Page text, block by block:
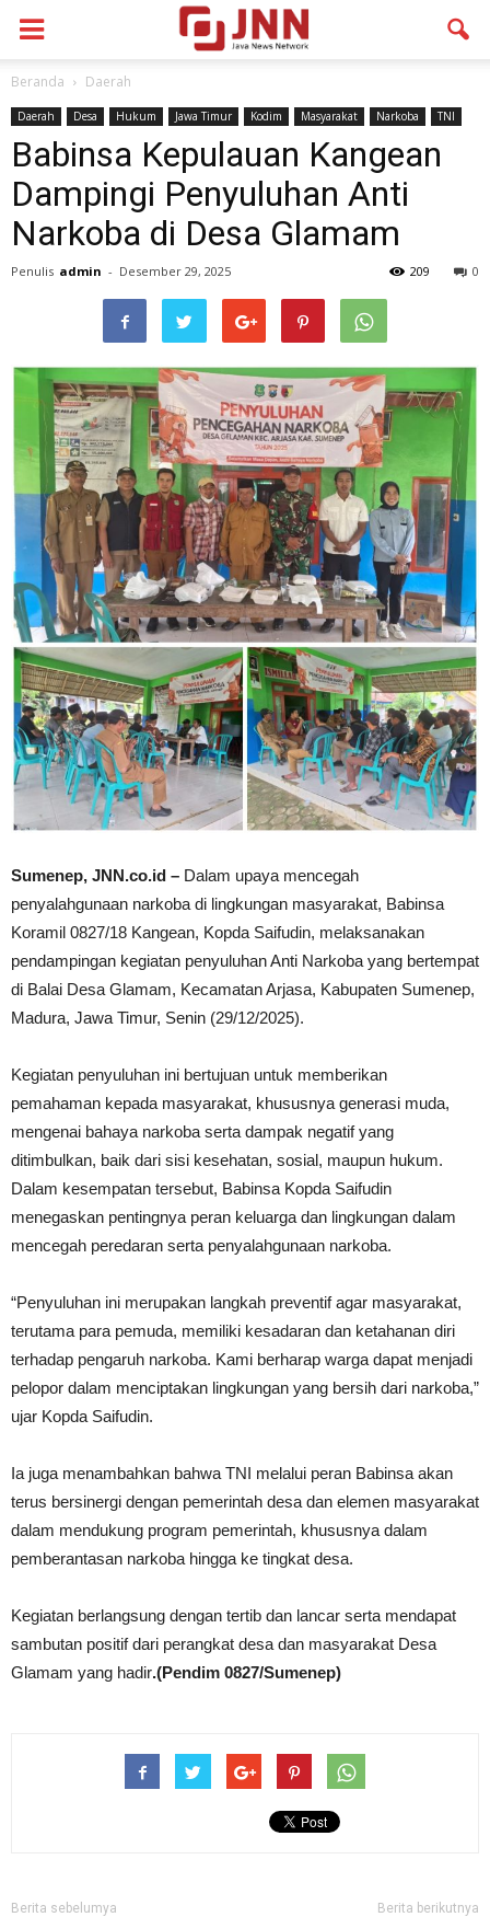
Beranda Daerah
Daerah Desa Hukum Jawa Timur Kodim Masyarakat Narkoba TNI
Babinsa Kepulauan Kangean
Dampingi Penyuluhan Anti
Narkoba di Desa Glamam
Penulis admin - Desember 29, 2025 0
209
Sumenep, JNN.co.id – Dalam upaya mencegah
penyalahgunaan narkoba di lingkungan masyarakat, Babinsa
Koramil 0827/18 Kangean, Kopda Saifudin, melaksanakan
pendampingan kegiatan penyuluhan Anti Narkoba yang bertempat
di Balai Desa Glamam, Kecamatan Arjasa, Kabupaten Sumenep,
Madura, Jawa Timur, Senin (29/12/2025).
Kegiatan penyuluhan ini bertujuan untuk memberikan
pemahaman kepada masyarakat, khususnya generasi muda,
mengenai bahaya narkoba serta dampak negatif yang
ditimbulkan, baik dari sisi kesehatan, sosial, maupun hukum.
Dalam kesempatan tersebut, Babinsa Kopda Saifudin
menegaskan pentingnya peran keluarga dan lingkungan dalam
mencegah peredaran serta penyalahgunaan narkoba.
“Penyuluhan ini merupakan langkah preventif agar masyarakat,
terutama para pemuda, memiliki kesadaran dan ketahanan diri
terhadap pengaruh narkoba. Kami berharap warga dapat menjadi
pelopor dalam menciptakan lingkungan yang bersih dari narkoba,”
ujar Kopda Saifudin.
Ia juga menambahkan bahwa TNI melalui peran Babinsa akan
terus bersinergi dengan pemerintah desa dan elemen masyarakat
dalam mendukung program pemerintah, khususnya dalam
pemberantasan narkoba hingga ke tingkat desa.
Kegiatan berlangsung dengan tertib dan lancar serta mendapat
sambutan positif dari perangkat desa dan masyarakat Desa
Glamam yang hadir.(Pendim 0827/Sumenep)
Berita sebelumya Berita berikutnya